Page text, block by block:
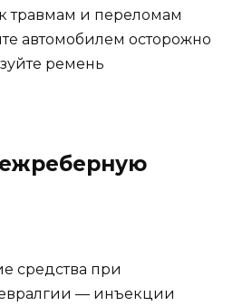
травмам и переломам
автомобилем осторожно
ремень
средства при
— инъекции